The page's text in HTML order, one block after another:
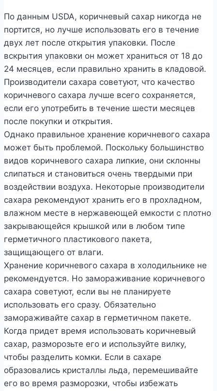
По данным USDA, коричневый сахар никогда не
портится, но лучше использовать его в течение
двух лет после открытия упаковки. После
вскрытия упаковки он может храниться от 18 до
24 месяцев, если правильно хранить в кладовой.
Производители сахара советуют, что качество
коричневого сахара лучше всего сохраняется,
если его употребить в течение шести месяцев
после покупки и открытия.
Однако правильное хранение коричневого сахара
может быть проблемой. Поскольку большинство
видов коричневого сахара липкие, они склонны
слипаться и становиться очень твердыми при
воздействии воздуха. Некоторые производители
сахара рекомендуют хранить его в прохладном,
влажном месте в нержавеющей емкости с плотно
закрывающейся крышкой или в любом типе
герметичного пластикового пакета,
защищающего от влаги.
Хранение коричневого сахара в холодильнике не
рекомендуется. Но замораживание коричневого
сахара советуют, если вы не планируете
использовать его сразу. Обязательно
замораживайте сахар в герметичном пакете.
Когда придет время использовать коричневый
сахар, разморозьте его и используйте вилку,
чтобы разделить комки. Если в сахаре
образовались кристаллы льда, перемешивайте
его во время разморозки, чтобы избежать